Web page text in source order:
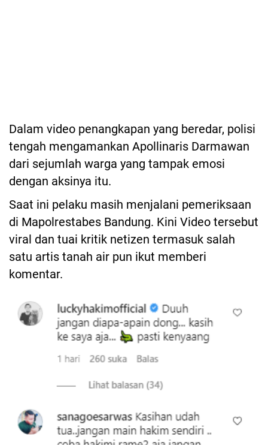
Dalam video penangkapan yang beredar, polisi
tengah mengamankan Apollinaris Darmawan
dari sejumlah warga yang tampak emosi
dengan aksinya itu.
Saat ini pelaku masih menjalani pemeriksaan
di Mapolrestabes Bandung. Kini Video tersebut
viral dan tuai kritik netizen termasuk salah
satu artis tanah air pun ikut memberi
komentar.